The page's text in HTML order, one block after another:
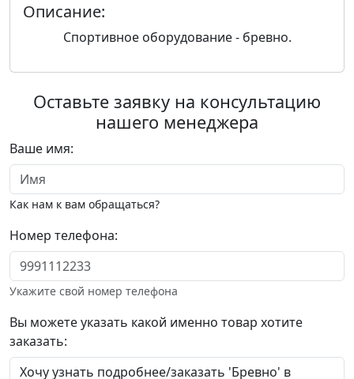
Описание:
Спортивное оборудование - бревно.
Оставьте заявку на консультацию
нашего менеджера
Ваше имя:
Как нам к вам обращаться?
Номер телефона:
Укажите свой номер телефона
Вы можете указать какой именно товар хотите
заказать: